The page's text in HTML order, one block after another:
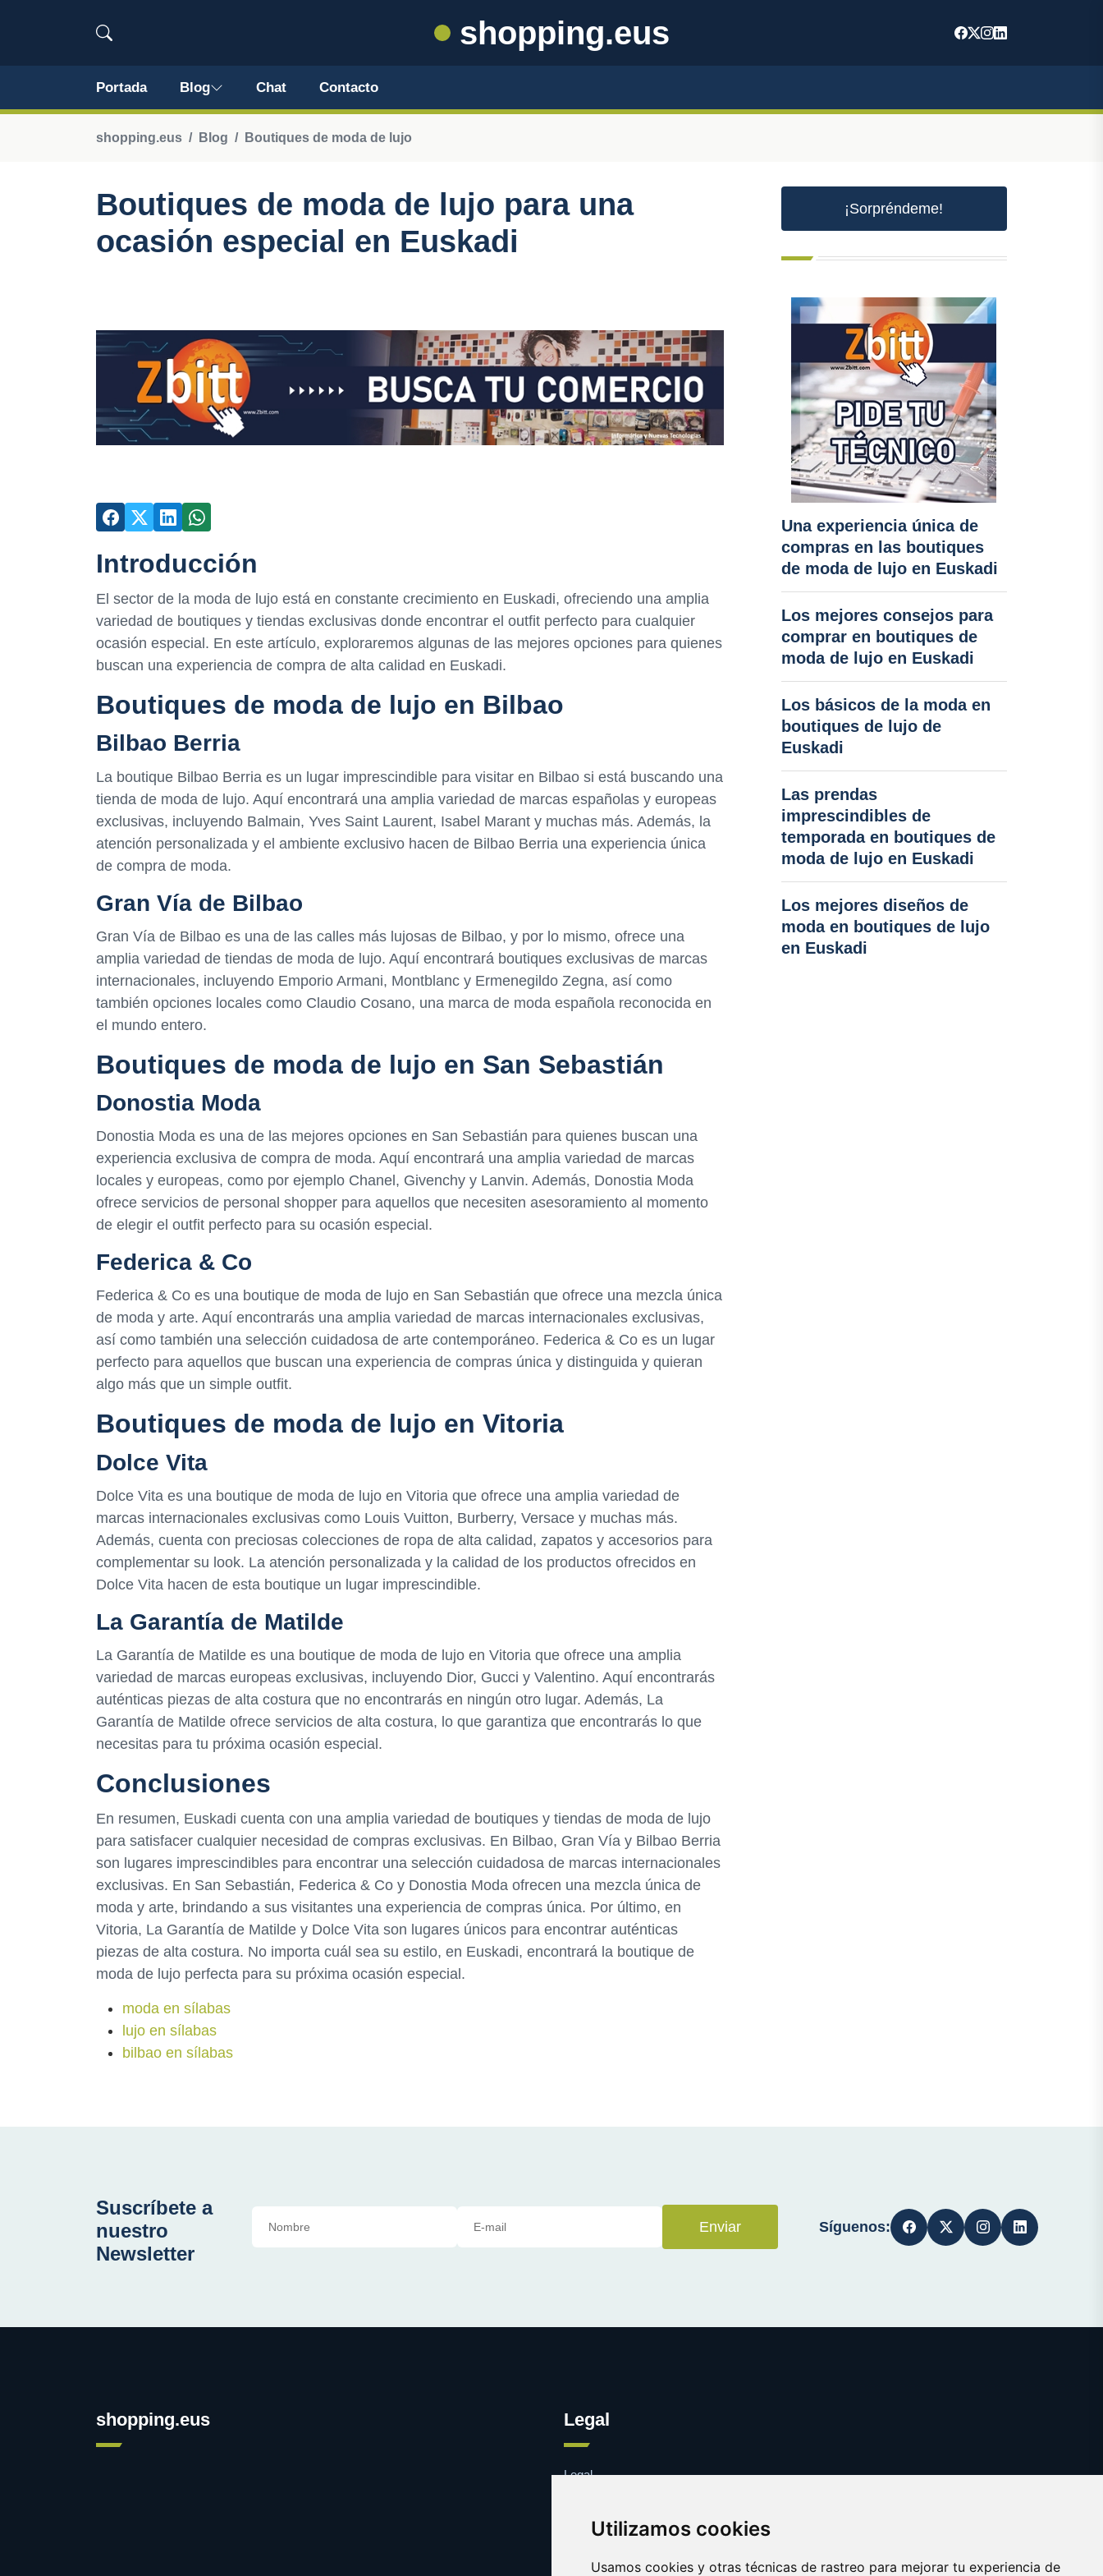
Utilizamos cookies
Usamos cookies y otras técnicas de rastreo para mejorar tu experiencia de
shopping.eus
Portada Blog Chat Contacto
shopping.eus Blog Boutiques de moda de lujo
Boutiques de moda de lujo para una
ocasión especial en Euskadi
Introducción
El sector de la moda de lujo está en constante crecimiento en Euskadi, ofreciendo una amplia
variedad de boutiques y tiendas exclusivas donde encontrar el outfit perfecto para cualquier
ocasión especial. En este artículo, exploraremos algunas de las mejores opciones para quienes
buscan una experiencia de compra de alta calidad en Euskadi.
Boutiques de moda de lujo en Bilbao
Bilbao Berria
La boutique Bilbao Berria es un lugar imprescindible para visitar en Bilbao si está buscando una
tienda de moda de lujo. Aquí encontrará una amplia variedad de marcas españolas y europeas
exclusivas, incluyendo Balmain, Yves Saint Laurent, Isabel Marant y muchas más. Además, la
atención personalizada y el ambiente exclusivo hacen de Bilbao Berria una experiencia única
de compra de moda.
Gran Vía de Bilbao
Gran Vía de Bilbao es una de las calles más lujosas de Bilbao, y por lo mismo, ofrece una
amplia variedad de tiendas de moda de lujo. Aquí encontrará boutiques exclusivas de marcas
internacionales, incluyendo Emporio Armani, Montblanc y Ermenegildo Zegna, así como
también opciones locales como Claudio Cosano, una marca de moda española reconocida en
el mundo entero.
Boutiques de moda de lujo en San Sebastián
Donostia Moda
Donostia Moda es una de las mejores opciones en San Sebastián para quienes buscan una
experiencia exclusiva de compra de moda. Aquí encontrará una amplia variedad de marcas
locales y europeas, como por ejemplo Chanel, Givenchy y Lanvin. Además, Donostia Moda
ofrece servicios de personal shopper para aquellos que necesiten asesoramiento al momento
de elegir el outfit perfecto para su ocasión especial.
Federica & Co
Federica & Co es una boutique de moda de lujo en San Sebastián que ofrece una mezcla única
de moda y arte. Aquí encontrarás una amplia variedad de marcas internacionales exclusivas,
así como también una selección cuidadosa de arte contemporáneo. Federica & Co es un lugar
perfecto para aquellos que buscan una experiencia de compras única y distinguida y quieran
algo más que un simple outfit.
Boutiques de moda de lujo en Vitoria
Dolce Vita
Dolce Vita es una boutique de moda de lujo en Vitoria que ofrece una amplia variedad de
marcas internacionales exclusivas como Louis Vuitton, Burberry, Versace y muchas más.
Además, cuenta con preciosas colecciones de ropa de alta calidad, zapatos y accesorios para
complementar su look. La atención personalizada y la calidad de los productos ofrecidos en
Dolce Vita hacen de esta boutique un lugar imprescindible.
La Garantía de Matilde
La Garantía de Matilde es una boutique de moda de lujo en Vitoria que ofrece una amplia
variedad de marcas europeas exclusivas, incluyendo Dior, Gucci y Valentino. Aquí encontrarás
auténticas piezas de alta costura que no encontrarás en ningún otro lugar. Además, La
Garantía de Matilde ofrece servicios de alta costura, lo que garantiza que encontrarás lo que
necesitas para tu próxima ocasión especial.
Conclusiones
En resumen, Euskadi cuenta con una amplia variedad de boutiques y tiendas de moda de lujo
para satisfacer cualquier necesidad de compras exclusivas. En Bilbao, Gran Vía y Bilbao Berria
son lugares imprescindibles para encontrar una selección cuidadosa de marcas internacionales
exclusivas. En San Sebastián, Federica & Co y Donostia Moda ofrecen una mezcla única de
moda y arte, brindando a sus visitantes una experiencia de compras única. Por último, en
Vitoria, La Garantía de Matilde y Dolce Vita son lugares únicos para encontrar auténticas
piezas de alta costura. No importa cuál sea su estilo, en Euskadi, encontrará la boutique de
moda de lujo perfecta para su próxima ocasión especial.
moda en sílabas
lujo en sílabas
bilbao en sílabas
¡Sorpréndeme!
Una experiencia única de
compras en las boutiques
de moda de lujo en Euskadi
Los mejores consejos para
comprar en boutiques de
moda de lujo en Euskadi
Los básicos de la moda en
boutiques de lujo de
Euskadi
Las prendas
imprescindibles de
temporada en boutiques de
moda de lujo en Euskadi
Los mejores diseños de
moda en boutiques de lujo
en Euskadi
Suscríbete a
nuestro
Newsletter
Enviar Síguenos:
shopping.eus Legal
Legal
Contacto